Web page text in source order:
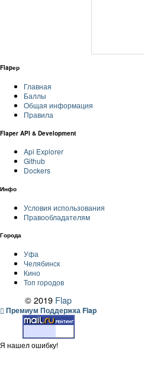
Flapер
Главная
Баллы
Общая информация
Правила
Flaper API & Development
Api Explorer
Github
Dockers
Инфо
Условия использования
Правообладателям
Города
Уфа
Челябинск
Кино
Топ городов
© 2019 Flap
Премиум Поддержка Flap
Я нашел ошибку!